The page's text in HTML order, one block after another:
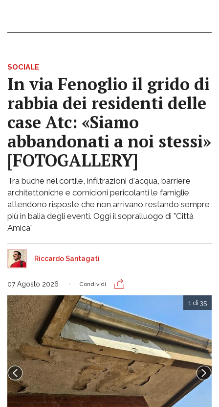
SOCIALE
In via Fenoglio il grido di
rabbia dei residenti delle
case Atc: «Siamo
abbandonati a noi stessi»
[FOTOGALLERY]
Tra buche nel cortile, infiltrazioni d'acqua, barriere
architettoniche e cornicioni pericolanti le famiglie
attendono risposte che non arrivano restando sempre
più in balia degli eventi. Oggi il sopralluogo di "Città
Amica"
Riccardo Santagati
07 Agosto 2026 Condividi
1 di 35